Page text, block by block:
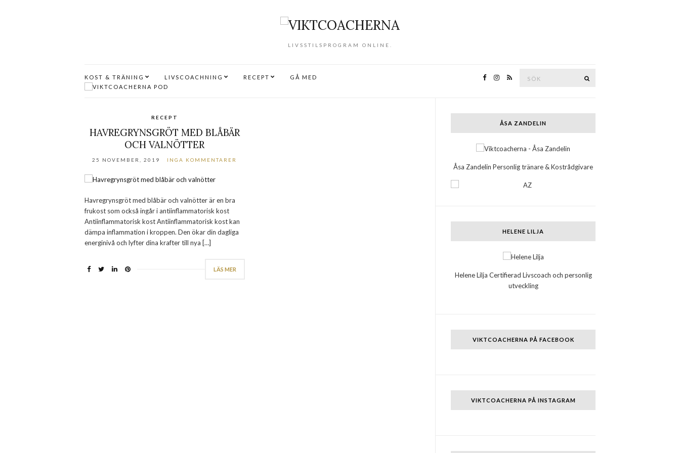
LIVSSTILSPROGRAM ONLINE.
KOST & TRÄNING LIVSCOACHNING RECEPT GÅ MED
RECEPT
HAVREGRYNSGRÖT MED BLÅBÄR
OCH VALNÖTTER
25 NOVEMBER, 2019 INGA KOMMENTARER
Havregrynsgröt med blåbär och valnötter är en bra
frukost som också ingår i antiinflammatorisk kost
Antiinflammatorisk kost Antiinflammatorisk kost kan
dämpa inflammation i kroppen. Den ökar din dagliga
energinivå och lyfter dina krafter till nya […]
LÄS MER
ÅSA ZANDELIN
Åsa Zandelin Personlig tränare & Kostrådgivare
HELENE LILJA
Helene Lilja Certifierad Livscoach och personlig
utveckling
VIKTCOACHERNA PÅ FACEBOOK
VIKTCOACHERNA PÅ INSTAGRAM